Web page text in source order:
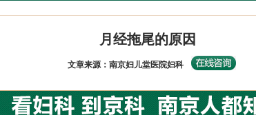
月经拖尾的原因
文章来源：南京妇儿堂医院妇科